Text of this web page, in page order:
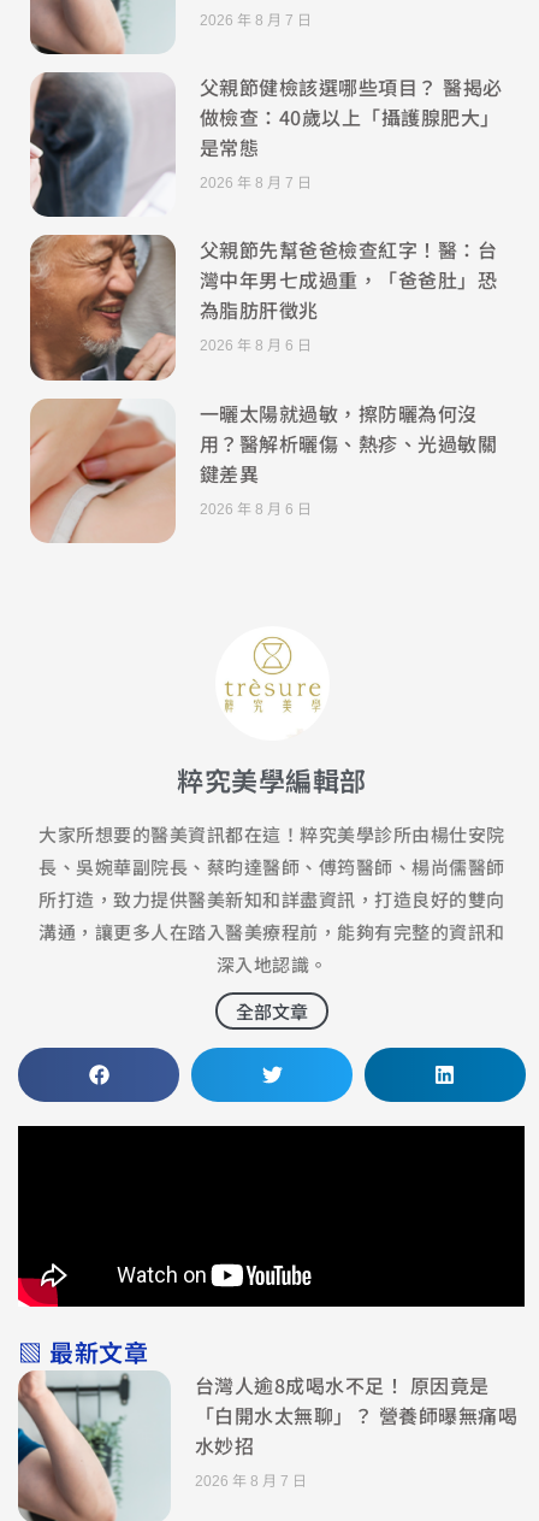
2026 年 8 月 7 日
父親節健檢該選哪些項目？ 醫揭必
做檢查：40歲以上「攝護腺肥大」
是常態
2026 年 8 月 7 日
父親節先幫爸爸檢查紅字！醫：台
灣中年男七成過重，「爸爸肚」恐
為脂肪肝徵兆
2026 年 8 月 6 日
一曬太陽就過敏，擦防曬為何沒
用？醫解析曬傷、熱疹、光過敏關
鍵差異
2026 年 8 月 6 日
粹究美學編輯部
大家所想要的醫美資訊都在這！粹究美學診所由楊仕安院
長、吳婉華副院長、蔡昀達醫師、傅筠醫師、楊尚儒醫師
所打造，致力提供醫美新知和詳盡資訊，打造良好的雙向
溝通，讓更多人在踏入醫美療程前，能夠有完整的資訊和
深入地認識。
全部文章
▧ 最新文章
台灣人逾8成喝水不足！ 原因竟是
「白開水太無聊」？ 營養師曝無痛喝
水妙招
2026 年 8 月 7 日